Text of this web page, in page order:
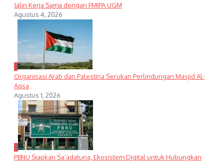
Jalin Kerja Sama dengan FMIPA UGM
Agustus 4, 2026
3
Organisasi Arab dan Palestina Serukan Perlindungan Masjid Al-
Aqsa
Agustus 1, 2026
4
PBNU Siapkan Sa’adatuna, Ekosistem Digital untuk Hubungkan